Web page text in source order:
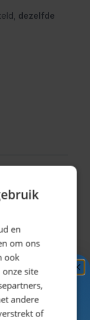
dezelfde
en
om ons
ook
site
andere
of